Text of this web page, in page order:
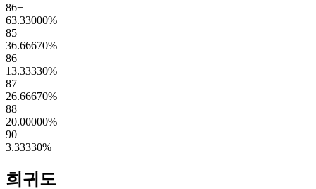
86+
63.33000%
85
36.66670%
86
13.33330%
87
26.66670%
88
20.00000%
90
3.33330%
희귀도